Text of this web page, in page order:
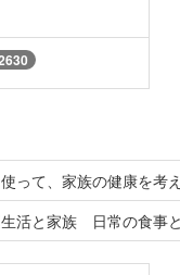
って、家族の健康を考
活と家族 日常の食